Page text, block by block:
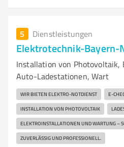
5 Dienstleistungen
Elektrotechnik-Bayern-
Installation von
Auto-Ladestationen, Wart
WIR BIETEN ELEKTRO-NOTDIENST E-
INSTALLATION VON PHOTOVOLTAIK
ELEKTROINSTALLATIONEN UND WARTUNG –
ZUVERLÄSSIG UND PROFESSIONELL.